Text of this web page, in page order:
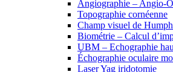
Angiographie – Angio-
Topographie cornéenne
Champ visuel de
Biométrie – Calcul
UBM – Echographie
Échographie oculaire
Laser Yag iridotomie